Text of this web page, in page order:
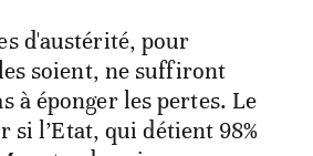
d'austérité, pour
soient, ne suffiront
à éponger les pertes. Le
si l’Etat, qui détient 98%